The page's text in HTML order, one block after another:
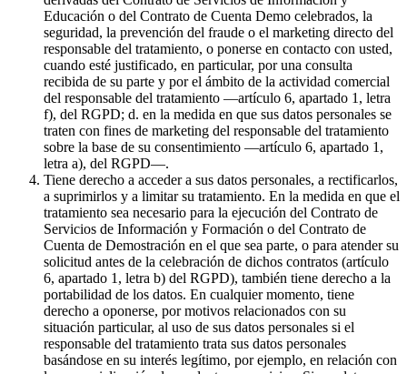
Educación o del Contrato de Cuenta Demo celebrados, la
seguridad, la prevención del fraude o el marketing directo del
responsable del tratamiento, o ponerse en contacto con usted,
cuando esté justificado, en particular, por una consulta
recibida de su parte y por el ámbito de la actividad comercial
del responsable del tratamiento —artículo 6, apartado 1, letra
f), del RGPD; d. en la medida en que sus datos personales se
traten con fines de marketing del responsable del tratamiento
sobre la base de su consentimiento —artículo 6, apartado 1,
letra a), del RGPD—.
Tiene derecho a acceder a sus datos personales, a rectificarlos,
a suprimirlos y a limitar su tratamiento. En la medida en que el
tratamiento sea necesario para la ejecución del Contrato de
Servicios de Información y Formación o del Contrato de
Cuenta de Demostración en el que sea parte, o para atender su
solicitud antes de la celebración de dichos contratos (artículo
6, apartado 1, letra b) del RGPD), también tiene derecho a la
portabilidad de los datos. En cualquier momento, tiene
derecho a oponerse, por motivos relacionados con su
situación particular, al uso de sus datos personales si el
responsable del tratamiento trata sus datos personales
basándose en su interés legítimo, por ejemplo, en relación con